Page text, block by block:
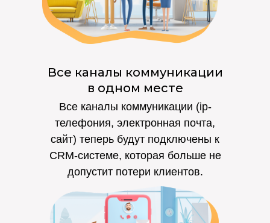
Все каналы коммуникации
в одном месте
Все каналы коммуникации (ip-
телефония, электронная почта,
сайт) теперь будут подключены к
CRM-системе, которая больше не
допустит потери клиентов.